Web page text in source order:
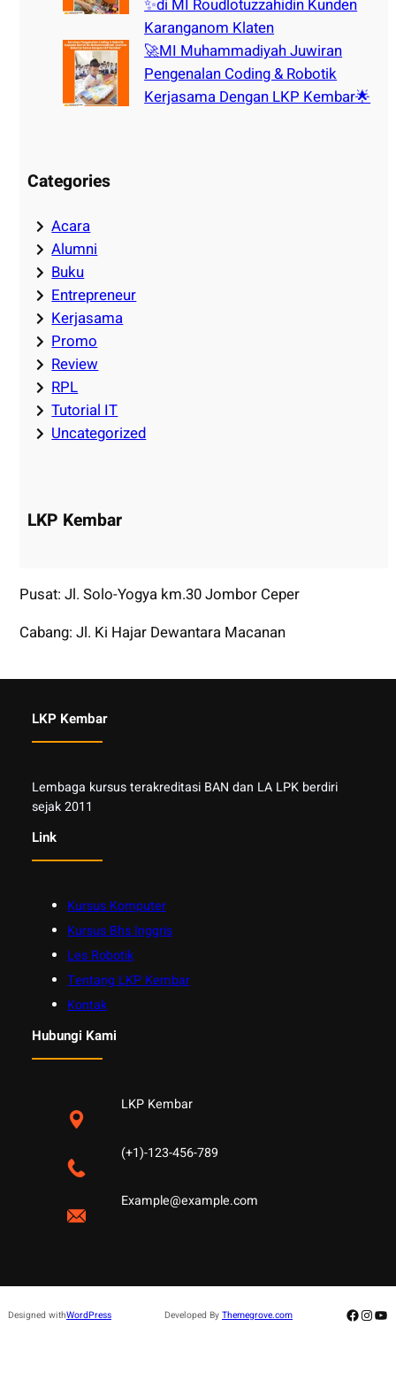
✨di MI Roudlotuzzahidin Kunden
Karanganom Klaten
🚀MI Muhammadiyah Juwiran
Pengenalan Coding & Robotik
Kerjasama Dengan LKP Kembar🌟
Categories
Acara
Alumni
Buku
Entrepreneur
Kerjasama
Promo
Review
RPL
Tutorial IT
Uncategorized
LKP Kembar
Pusat: Jl. Solo-Yogya km.30 Jombor Ceper
Cabang: Jl. Ki Hajar Dewantara Macanan
LKP Kembar
Lembaga kursus terakreditasi BAN dan LA LPK berdiri
sejak 2011
Link
Kursus Komputer
Kursus Bhs Inggris
Les Robotik
Tentang LKP Kembar
Kontak
Hubungi Kami
LKP Kembar
(+1)-123-456-789
Example@example.com
Designed withWordPress Developed By Themegrove.com